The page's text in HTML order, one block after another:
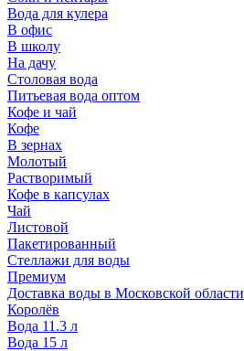
Вода для кулера
В офис
В школу
На дачу
Столовая вода
Питьевая вода оптом
Кофе и чай
Кофе
В зернах
Молотый
Растворимый
Кофе в капсулах
Чай
Листовой
Пакетированный
Стеллажи для воды
Премиум
Доставка воды в Московской области
Королёв
Вода 11.3 л
Вода 15 л